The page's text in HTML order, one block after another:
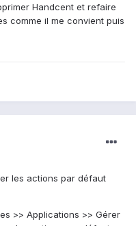
Handcent et refaire
comme il me convient puis
les actions par défaut
>> Applications >> Gérer